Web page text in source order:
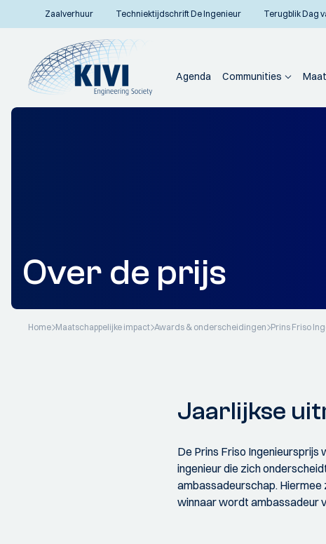
Zaalverhuur Techniektijdschrift De Ingenieur Terugblik Dag
Agenda Communities
Home Maatschappelijke impact Awards & onderscheidingen Prins Friso
Over de prijs
Jaarlijkse
De Prins Friso Ingenieursprijs
ingenieur die zich
ambassadeurschap. Hiermee
winnaar wordt ambassadeur